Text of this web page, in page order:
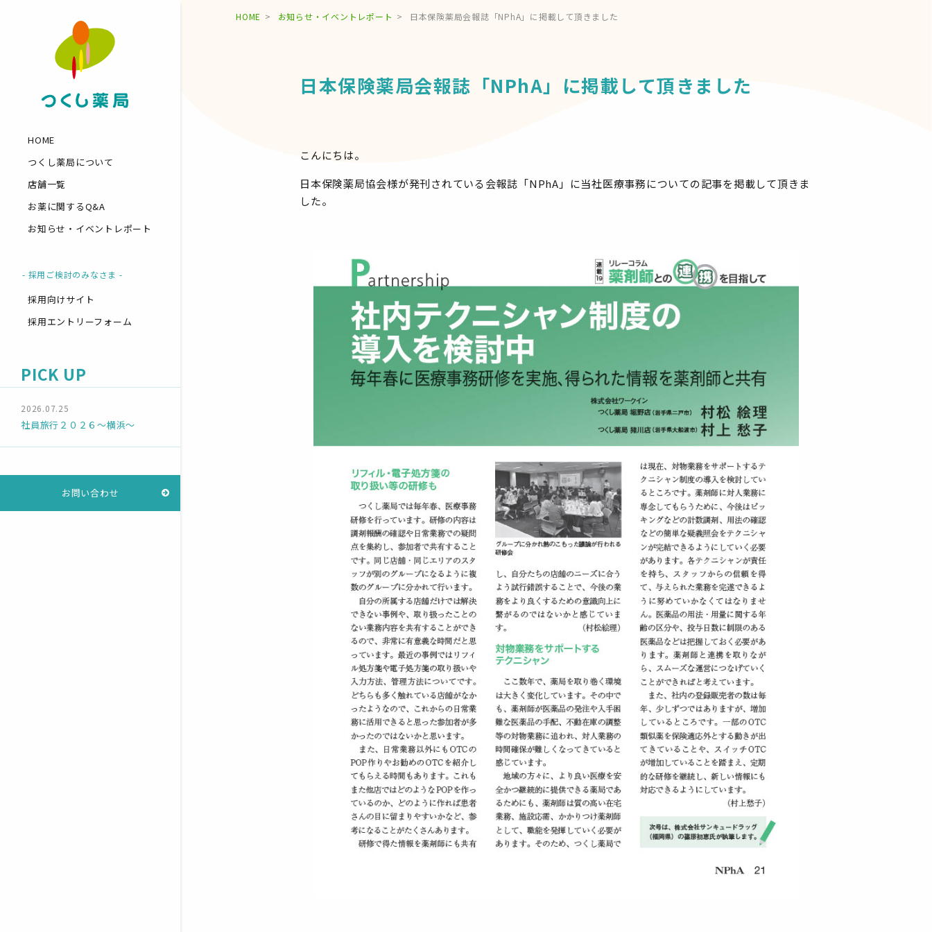
HOME
つくし薬局について
店舗一覧
お薬に関するQ&A
お知らせ・イベントレポート
- 採用ご検討のみなさま -
採用向けサイト
採用エントリーフォーム
PICK UP
2026.07.25
社員旅行２０２６～横浜～
お問い合わせ
HOME お知らせ・イベントレポート 日本保険薬局会報誌「NPhA」に掲載して頂きました
日本保険薬局会報誌「NPhA」に掲載して頂きました
こんにちは。
日本保険薬局協会様が発刊されている会報誌「NPhA」に当社医療事務についての記事を掲載して頂きま
した。